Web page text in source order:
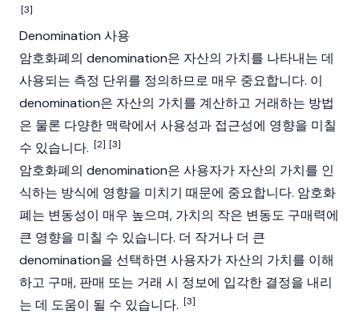
[3]
Denomination 사용
암호화폐의 denomination은 자산의 가치를 나타내는 데
사용되는 측정 단위를 정의하므로 매우 중요합니다. 이
denomination은 자산의 가치를 계산하고 거래하는 방법
은 물론 다양한 맥락에서 사용성과 접근성에 영향을 미칠
수 있습니다. [2] [3]
암호화폐의 denomination은 사용자가 자산의 가치를 인
식하는 방식에 영향을 미치기 때문에 중요합니다. 암호화
폐는 변동성이 매우 높으며, 가치의 작은 변동도 구매력에
큰 영향을 미칠 수 있습니다. 더 작거나 더 큰
denomination을 선택하면 사용자가 자산의 가치를 이해
하고 구매, 판매 또는 거래 시 정보에 입각한 결정을 내리
는 데 도움이 될 수 있습니다. [3]